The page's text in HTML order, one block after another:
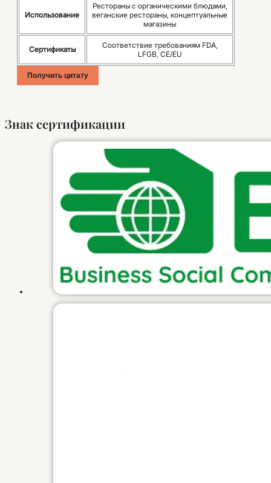
Использование
Рестораны с органическими блюдами,
веганские рестораны, концептуальные
магазины
Сертификаты
Соответствие требованиям FDA,
LFGB, CE/EU
Получить цитату
Знак сертификации